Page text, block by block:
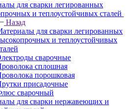
для сварки легированных
и теплоустойчивых сталей
Назад
для сварки легированных
и теплоустойчивых
сварочные
сплошная
порошковая
присадочные
сварочный
для сварки нержавеющих и